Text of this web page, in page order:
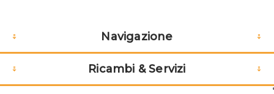
Navigazione
Ricambi & Servizi